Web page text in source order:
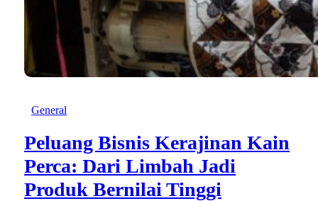
General
Peluang Bisnis Kerajinan Kain
Perca: Dari Limbah Jadi
Produk Bernilai Tinggi